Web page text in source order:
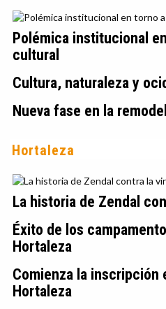
Polémica institucional
cultural
Cultura, naturaleza y
Nueva fase en la
Hortaleza
La historia de Zendal
Éxito de los
Hortaleza
Comienza la inscripción
Hortaleza